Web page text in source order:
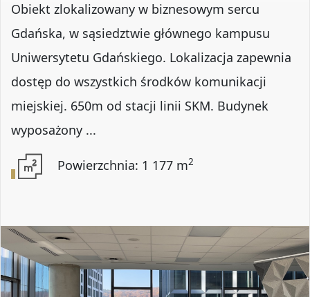
Obiekt zlokalizowany w biznesowym sercu
Gdańska, w sąsiedztwie głównego kampusu
Uniwersytetu Gdańskiego. Lokalizacja zapewnia
dostęp do wszystkich środków komunikacji
miejskiej. 650m od stacji linii SKM. Budynek
wyposażony ...
Powierzchnia: 1 177 m2